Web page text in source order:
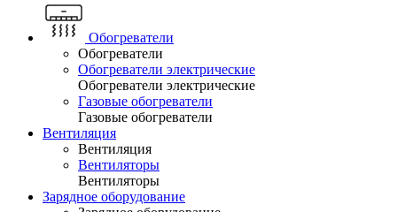
Обогреватели
Обогреватели
Обогреватели электрические
Обогреватели электрические
Газовые обогреватели
Газовые обогреватели
Вентиляция
Вентиляция
Вентиляторы
Вентиляторы
Зарядное оборудование